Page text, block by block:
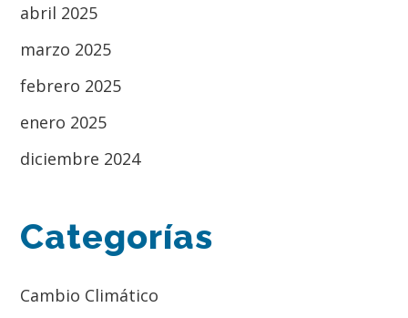
abril 2025
marzo 2025
febrero 2025
enero 2025
diciembre 2024
Categorías
Cambio Climático